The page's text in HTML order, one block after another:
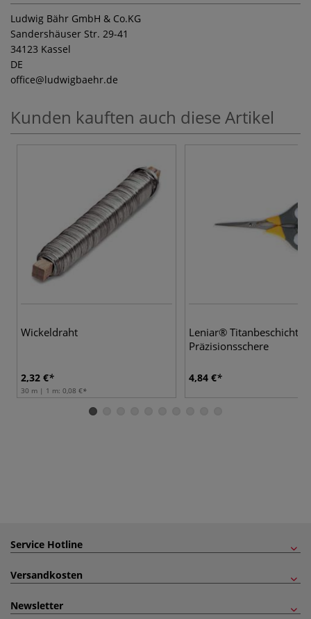
Ludwig Bähr GmbH & Co.KG
Sandershäuser Str. 29-41
34123 Kassel
DE
office@ludwigbaehr.de
Kunden kauften auch diese Artikel
Wickeldraht
2,32 €
30 m | 1 m: 0,08 €
Leniar®
Präzisionsschere
4,84 €
Service Hotline
Versandkosten
Newsletter